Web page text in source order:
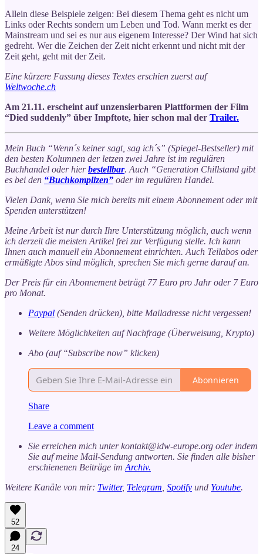
Allein diese Beispiele zeigen: Bei diesem Thema geht es nicht um
Links oder Rechts sondern um Leben und Tod. Wann merkt es der
Mainstream und sei es nur aus eigenem Interesse? Der Wind hat sich
gedreht. Wer die Zeichen der Zeit nicht erkennt und nicht mit der
Zeit geht, geht mit der Zeit.
Eine kürzere Fassung dieses Textes erschien zuerst auf
Weltwoche.ch
Am 21.11. erscheint auf unzensierbaren Plattformen der Film
“Died suddenly” über Impftote, hier schon mal der Trailer.
Mein Buch “Wenn´s keiner sagt, sag ich´s” (Spiegel-Bestseller) mit
den besten Kolumnen der letzen zwei Jahre ist im regulären
Buchhandel oder hierbestellbar. Auch “Generation Chillstand gibt
es bei den “Buchkomplizen” oder im regulären Handel.
Vielen Dank, wenn Sie mich bereits mit einem Abonnement oder mit
Spenden unterstützen!
Meine Arbeit ist nur durch Ihre Unterstützung möglich, auch wenn
ich derzeit die meisten Artikel frei zur Verfügung stelle. Ich kann
Ihnen auch manuell ein Abonnement einrichten. Auch Teilabos oder
ermäßigte Abos sind möglich, sprechen Sie mich gerne darauf an.
Der Preis für ein Abonnement beträgt 77 Euro pro Jahr oder 7 Euro
pro Monat.
Paypal (Senden drücken), bitte Mailadresse nicht vergessen!
Weitere Möglichkeiten auf Nachfrage (Überweisung, Krypto)
Abo (auf “Subscribe now” klicken)
Abonnieren
Share
Leave a comment
Sie erreichen mich unter kontakt@idw-europe.org oder indem
Sie auf meine Mail-Sendung antworten. Sie finden alle bisher
erschienenen Beiträge imArchiv.
Weitere Kanäle von mir: Twitter, Telegram, Spotify und Youtube.
52
24